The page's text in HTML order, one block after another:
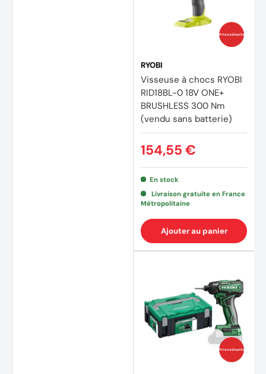
Prix coûtants
RYOBI
Visseuse à chocs RYOBI
RID18BL-0 18V ONE+
BRUSHLESS 300 Nm
(vendu sans batterie)
154,55 €
En stock
Livraison gratuite en France
Métropolitaine
Ajouter au panier
Prix coûtants